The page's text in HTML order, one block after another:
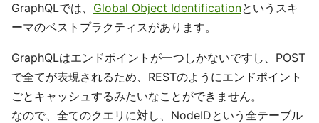
GraphQLでは、 Global Object Identificationというスキ
ーマのベストプラクティスがあります。
GraphQLはエンドポイントが一つしかないですし、POST
で全てが表現されるため、RESTのようにエンドポイント
ごとキャッシュするみたいなことができません。
なので、全てのクエリに対し、NodeIDという全テーブル